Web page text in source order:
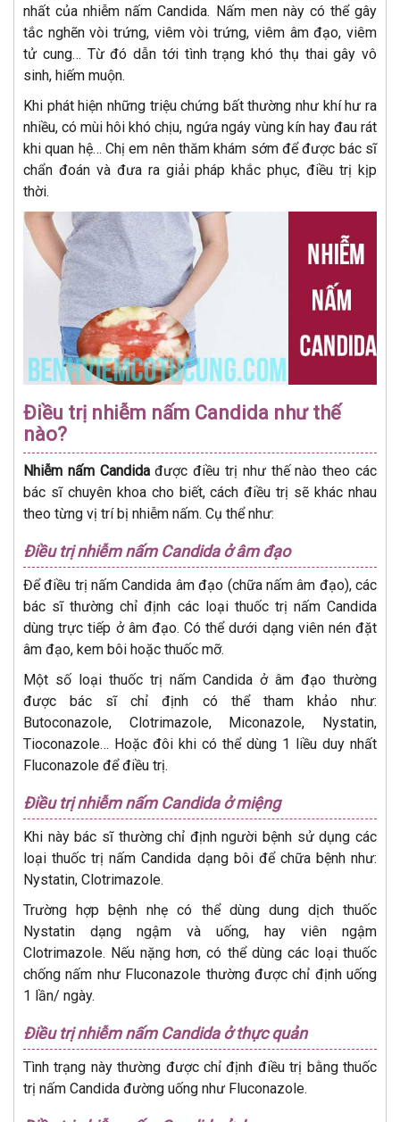
nhất của nhiễm nấm Candida. Nấm men này có thể gây
tắc nghẽn vòi trứng, viêm vòi trứng, viêm âm đạo, viêm
tử cung… Từ đó dẫn tới tình trạng khó thụ thai gây vô
sinh, hiếm muộn.
Khi phát hiện những triệu chứng bất thường như khí hư ra
nhiều, có mùi hôi khó chịu, ngứa ngáy vùng kín hay đau rát
khi quan hệ… Chị em nên thăm khám sớm để được bác sĩ
chẩn đoán và đưa ra giải pháp khắc phục, điều trị kịp
thời.
Điều trị nhiễm nấm Candida như thế
nào?
Nhiễm nấm Candidađược điều trị như thế nào theo các
bác sĩ chuyên khoa cho biết, cách điều trị sẽ khác nhau
theo từng vị trí bị nhiễm nấm. Cụ thể như:
Điều trị nhiễm nấm Candida ở âm đạo
Để điều trị nấm Candida âm đạo (chữa nấm âm đạo), các
bác sĩ thường chỉ định các loại thuốc trị nấm Candida
dùng trực tiếp ở âm đạo. Có thể dưới dạng viên nén đặt
âm đạo, kem bôi hoặc thuốc mỡ.
Một số loại thuốc trị nấm Candida ở âm đạo thường
được bác sĩ chỉ định có thể tham khảo như:
Butoconazole, Clotrimazole, Miconazole, Nystatin,
Tioconazole… Hoặc đôi khi có thể dùng 1 liều duy nhất
Fluconazole để điều trị.
Điều trị nhiễm nấm Candida ở miệng
Khi này bác sĩ thường chỉ định người bệnh sử dụng các
loại thuốc trị nấm Candida dạng bôi để chữa bệnh như:
Nystatin, Clotrimazole.
Trường hợp bệnh nhẹ có thể dùng dung dịch thuốc
Nystatin dạng ngậm và uống, hay viên ngậm
Clotrimazole. Nếu nặng hơn, có thể dùng các loại thuốc
chống nấm như Fluconazole thường được chỉ định uống
1 lần/ ngày.
Điều trị nhiễm nấm Candida ở thực quản
Tình trạng này thường được chỉ định điều trị bằng thuốc
trị nấm Candida đường uống như Fluconazole.